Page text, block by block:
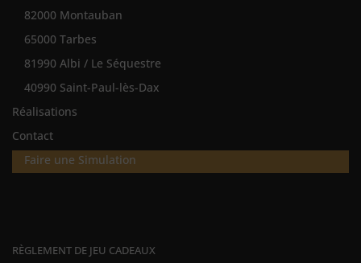
82000 Montauban
65000 Tarbes
81990 Albi / Le Séquestre
40990 Saint-Paul-lès-Dax
Réalisations
Contact
Faire une Simulation
RÈGLEMENT DE JEU CADEAUX